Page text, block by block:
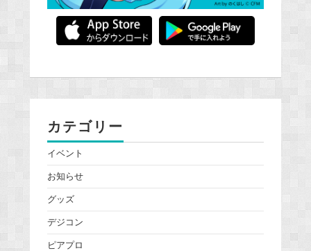
カテゴリー
イベント
お知らせ
グッズ
デジコン
ピアプロ